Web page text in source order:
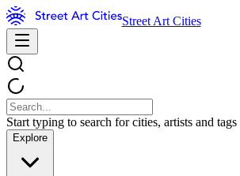
Street Art Cities
Start typing to search for cities, artists and tags
Explore